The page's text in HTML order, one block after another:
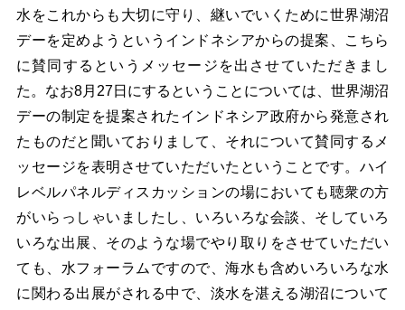
水をこれからも大切に守り、継いでいくために世界湖沼
デーを定めようというインドネシアからの提案、こちら
に賛同するというメッセージを出させていただきまし
た。なお8月27日にするということについては、世界湖沼
デーの制定を提案されたインドネシア政府から発意され
たものだと聞いておりまして、それについて賛同するメ
ッセージを表明させていただいたということです。ハイ
レベルパネルディスカッションの場においても聴衆の方
がいらっしゃいましたし、いろいろな会談、そしていろ
いろな出展、そのような場でやり取りをさせていただい
ても、水フォーラムですので、海水も含めいろいろな水
に関わる出展がされる中で、淡水を湛える湖沼について